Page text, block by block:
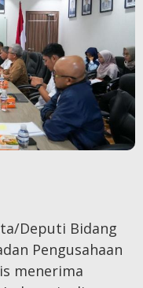
Deputi Bidang
Pengusahaan
menerima